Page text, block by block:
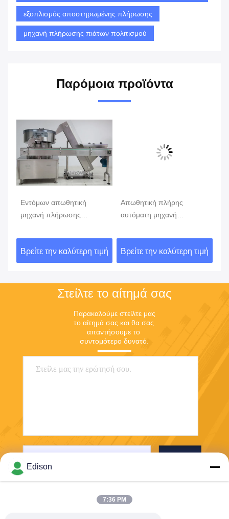
εξοπλισμός αποστηρωμένης πλήρωσης
μηχανή πλήρωσης πιάτων πολιτισμού
Παρόμοια προϊόντα
Εντόμων απωθητική
μηχανή πλήρωσης
υγρή εξουσιοδότηση 1
έτους
Βρείτε την καλύτερη τιμή
Απωθητική πλήρης
αυτόματη μηχανή
το υγρό μπουκάλι 50ml
Βρείτε την καλύτερη τιμή
Στείλτε το αίτημά σας
Παρακαλούμε στείλτε μας
το αίτημά σας και θα σας
απαντήσουμε το
συντομότερο δυνατό.
Edison
7:36 PM